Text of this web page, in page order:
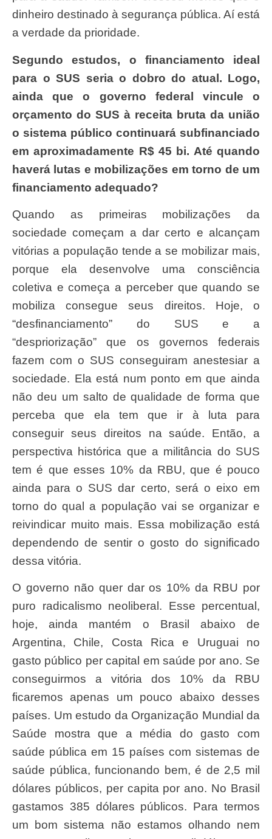
dinheiro destinado à segurança pública. Aí está
a verdade da prioridade.
Segundo estudos, o financiamento ideal
para o SUS seria o dobro do atual. Logo,
ainda que o governo federal vincule o
orçamento do SUS à receita bruta da união
o sistema público continuará subfinanciado
em aproximadamente R$ 45 bi. Até quando
haverá lutas e mobilizações em torno de um
financiamento adequado?
Quando as primeiras mobilizações da
sociedade começam a dar certo e alcançam
vitórias a população tende a se mobilizar mais,
porque ela desenvolve uma consciência
coletiva e começa a perceber que quando se
mobiliza consegue seus direitos. Hoje, o
“desfinanciamento” do SUS e a
“despriorização” que os governos federais
fazem com o SUS conseguiram anestesiar a
sociedade. Ela está num ponto em que ainda
não deu um salto de qualidade de forma que
perceba que ela tem que ir à luta para
conseguir seus direitos na saúde. Então, a
perspectiva histórica que a militância do SUS
tem é que esses 10% da RBU, que é pouco
ainda para o SUS dar certo, será o eixo em
torno do qual a população vai se organizar e
reivindicar muito mais. Essa mobilização está
dependendo de sentir o gosto do significado
dessa vitória.
O governo não quer dar os 10% da RBU por
puro radicalismo neoliberal. Esse percentual,
hoje, ainda mantém o Brasil abaixo de
Argentina, Chile, Costa Rica e Uruguai no
gasto público per capital em saúde por ano. Se
conseguirmos a vitória dos 10% da RBU
ficaremos apenas um pouco abaixo desses
países. Um estudo da Organização Mundial da
Saúde mostra que a média do gasto com
saúde pública em 15 países com sistemas de
saúde pública, funcionando bem, é de 2,5 mil
dólares públicos, per capita por ano. No Brasil
gastamos 385 dólares públicos. Para termos
um bom sistema não estamos olhando nem